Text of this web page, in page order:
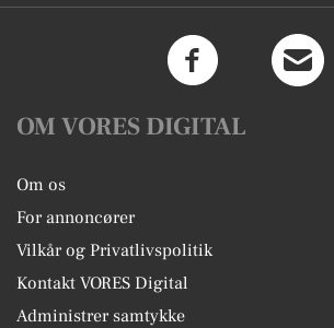
OM VORES DIGITAL
Om os
For annoncører
Vilkår og Privatlivspolitik
Kontakt VORES Digital
Administrer samtykke